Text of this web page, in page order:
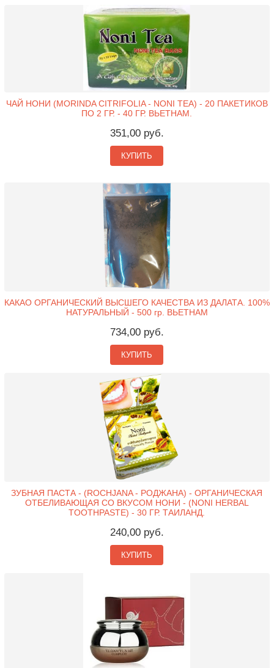
ЧАЙ НОНИ (MORINDA CITRIFOLIA - NONI TEA) - 20 ПАКЕТИКОВ
ПО 2 ГР. - 40 ГР. ВЬЕТНАМ.
351,00 руб.
КУПИТЬ
КАКАО ОРГАНИЧЕСКИЙ ВЫСШЕГО КАЧЕСТВА ИЗ ДАЛАТА. 100%
НАТУРАЛЬНЫЙ - 500 гр. ВЬЕТНАМ
734,00 руб.
КУПИТЬ
ЗУБНАЯ ПАСТА - (ROCHJANA - РОДЖАНА) - ОРГАНИЧЕСКАЯ
ОТБЕЛИВАЮЩАЯ СО ВКУСОМ НОНИ - (NONI HERBAL
TOOTHPASTE) - 30 ГР. ТАИЛАНД.
240,00 руб.
КУПИТЬ